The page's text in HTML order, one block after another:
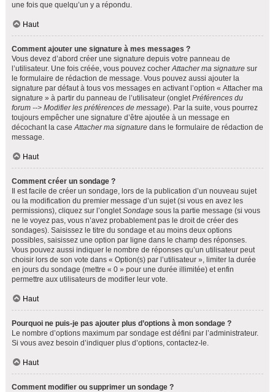
une fois que quelqu’un y a répondu.
Haut
Comment ajouter une signature à mes messages ?
Vous devez d’abord créer une signature depuis votre panneau de
l’utilisateur. Une fois créée, vous pouvez cocherAttacher ma signature sur
le formulaire de rédaction de message. Vous pouvez aussi ajouter la
signature par défaut à tous vos messages en activant l’option « Attacher ma
signature » à partir du panneau de l’utilisateur (ongletPréférences du
forum --> Modifier les préférences de message). Par la suite, vous pourrez
toujours empêcher une signature d’être ajoutée à un message en
décochant la caseAttacher ma signature dans le formulaire de rédaction de
message.
Haut
Comment créer un sondage ?
Il est facile de créer un sondage, lors de la publication d’un nouveau sujet
ou la modification du premier message d’un sujet (si vous en avez les
permissions), cliquez sur l’ongletSondage sous la partie message (si vous
ne le voyez pas, vous n’avez probablement pas le droit de créer des
sondages). Saisissez le titre du sondage et au moins deux options
possibles, saisissez une option par ligne dans le champ des réponses.
Vous pouvez aussi indiquer le nombre de réponses qu’un utilisateur peut
choisir lors de son vote dans « Option(s) par l’utilisateur », limiter la durée
en jours du sondage (mettre « 0 » pour une durée illimitée) et enfin
permettre aux utilisateurs de modifier leur vote.
Haut
Pourquoi ne puis-je pas ajouter plus d’options à mon sondage ?
Le nombre d’options maximum par sondage est défini par l’administrateur.
Si vous avez besoin d’indiquer plus d’options, contactez-le.
Haut
Comment modifier ou supprimer un sondage ?